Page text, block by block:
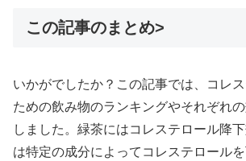
この記事のまとめ>
いかがでしたか？この記事では、コレ
ための飲み物のランキングやそれぞれ
しました。緑茶にはコレステロール降
は特定の成分によってコレステロール